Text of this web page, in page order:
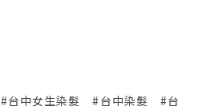
#台中女生染髮 #台中染髮
#台